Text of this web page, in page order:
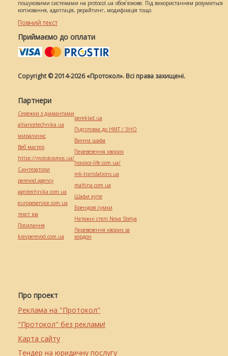
пошуковими системами на protocol.ua обов`язкове. Під використанням розуміється
копіювання, адаптація, рерайтинг, модифікація тощо.
Повний текст
Приймаємо до оплати
Copyright © 2014-2026 «Протокол». Всі права захищені.
Про проект
Реклама на "Протокол"
"Протокол" без реклами!
Карта сайту
Тендер на юридичну послугу
Партнери
Сережки з діамантами
alliancetechnika.ua
миралинкс
Веб мастер
https://motokosmos.ua/
Синтезатори
perevod.agency
agrotechnika.com.ua
europeservice.com.ua
текст юа
Посилання
kievperevod.com.ua
pereklad.ua
Підготовка до НМТ / ЗНО
Винна шафа
Перевезення хворих
hospice-life.com.ua/
mk-translations.ua
maltina.com.ua
Шафи купе
Брендові сумки
Натяжні стелі Nova Stelya
Перевезення хворих за
кордон